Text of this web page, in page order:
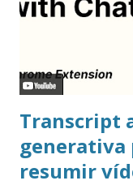
Transcript
resumir